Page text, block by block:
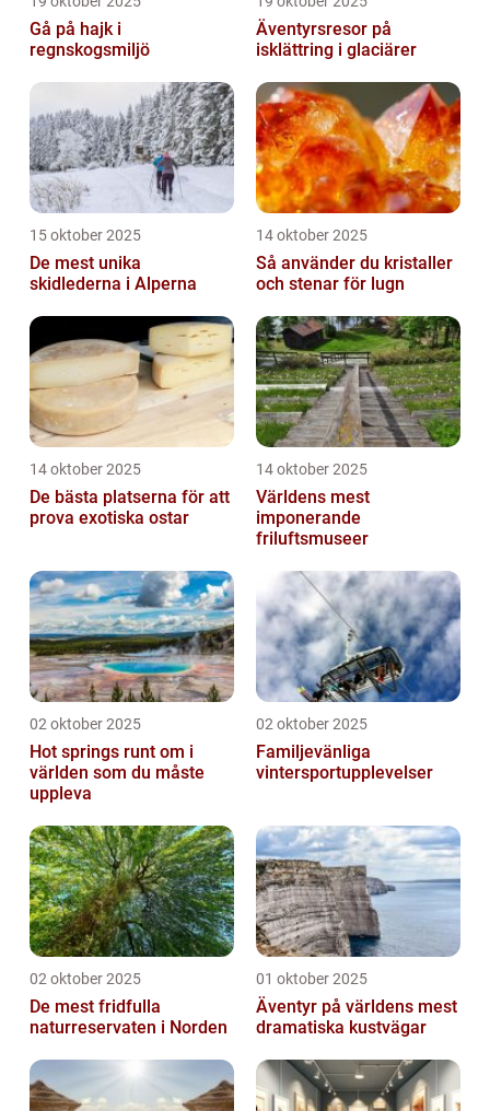
Gå på hajk i
regnskogsmiljö
Äventyrsresor på
isklättring i glaciärer
15 oktober 2025
De mest unika
skidlederna i Alperna
14 oktober 2025
Så använder du kristaller
och stenar för lugn
14 oktober 2025
De bästa platserna för att
prova exotiska ostar
14 oktober 2025
Världens mest
imponerande
friluftsmuseer
02 oktober 2025
Hot springs runt om i
världen som du måste
uppleva
02 oktober 2025
Familjevänliga
vintersportupplevelser
02 oktober 2025
De mest fridfulla
naturreservaten i Norden
01 oktober 2025
Äventyr på världens mest
dramatiska kustvägar